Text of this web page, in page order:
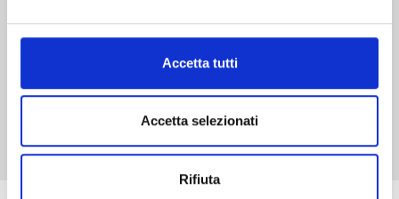
Accetta tutti
Accetta selezionati
Rifiuta